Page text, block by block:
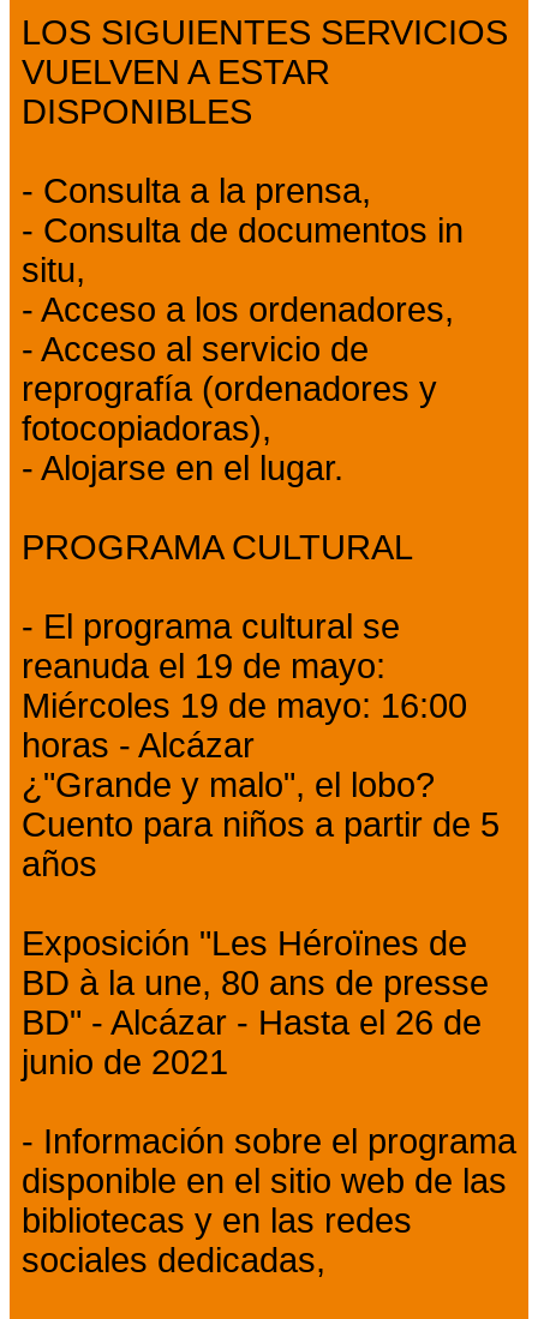
LOS SIGUIENTES SERVICIOS
VUELVEN A ESTAR
DISPONIBLES
- Consulta a la prensa,
- Consulta de documentos in
situ,
- Acceso a los ordenadores,
- Acceso al servicio de
reprografía (ordenadores y
fotocopiadoras),
- Alojarse en el lugar.
PROGRAMA CULTURAL
- El programa cultural se
reanuda el 19 de mayo:
Miércoles 19 de mayo: 16:00
horas - Alcázar
¿"Grande y malo", el lobo?
Cuento para niños a partir de 5
años
Exposición "Les Héroïnes de
BD à la une, 80 ans de presse
BD" - Alcázar - Hasta el 26 de
junio de 2021
- Información sobre el programa
disponible en el sitio web de las
bibliotecas y en las redes
sociales dedicadas,